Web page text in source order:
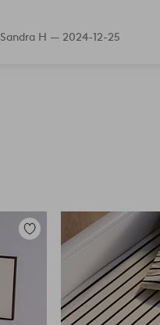
Sandra H — 2024-12-25
Tilføj